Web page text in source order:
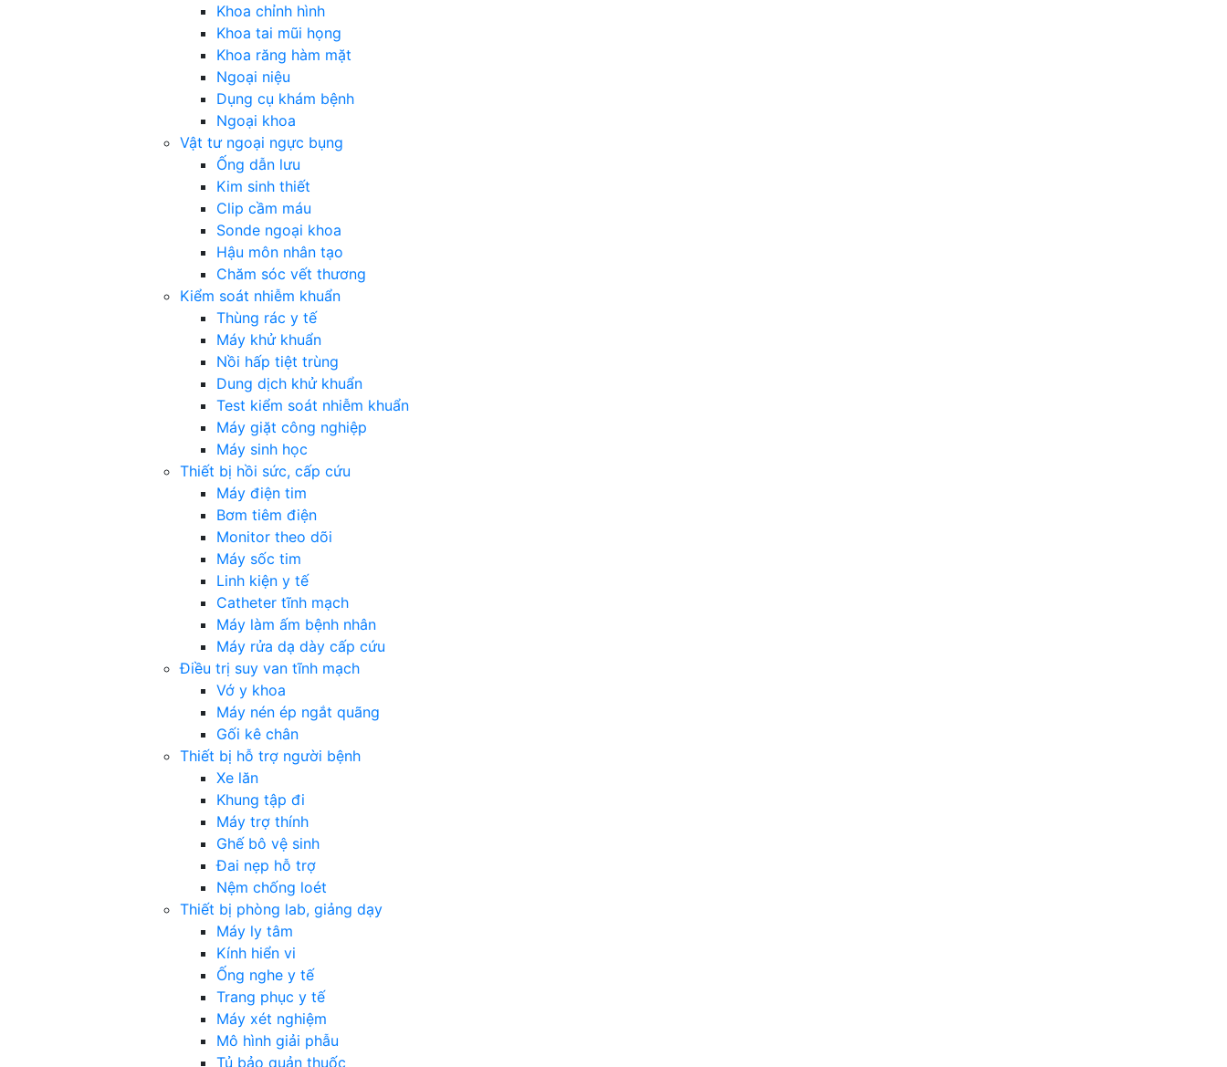
Khoa chỉnh hình
Khoa tai mũi họng
Khoa răng hàm mặt
Ngoại niệu
Dụng cụ khám bệnh
Ngoại khoa
Vật tư ngoại ngực bụng
Ống dẫn lưu
Kim sinh thiết
Clip cầm máu
Sonde ngoại khoa
Hậu môn nhân tạo
Chăm sóc vết thương
Kiểm soát nhiễm khuẩn
Thùng rác y tế
Máy khử khuẩn
Nồi hấp tiệt trùng
Dung dịch khử khuẩn
Test kiểm soát nhiễm khuẩn
Máy giặt công nghiệp
Máy sinh học
Thiết bị hồi sức, cấp cứu
Máy điện tim
Bơm tiêm điện
Monitor theo dõi
Máy sốc tim
Linh kiện y tế
Catheter tĩnh mạch
Máy làm ấm bệnh nhân
Máy rửa dạ dày cấp cứu
Điều trị suy van tĩnh mạch
Vớ y khoa
Máy nén ép ngắt quãng
Gối kê chân
Thiết bị hỗ trợ người bệnh
Xe lăn
Khung tập đi
Máy trợ thính
Ghế bô vệ sinh
Đai nẹp hỗ trợ
Nệm chống loét
Thiết bị phòng lab, giảng dạy
Máy ly tâm
Kính hiển vi
Ống nghe y tế
Trang phục y tế
Máy xét nghiệm
Mô hình giải phẫu
Tủ bảo quản thuốc